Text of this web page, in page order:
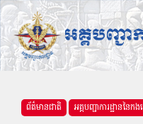
ព័ត៌មានជាតិ